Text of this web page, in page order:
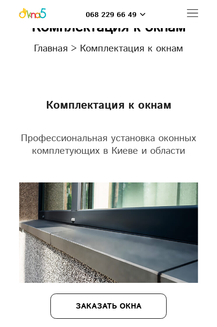
068 229 66 49
Комплектация к окнам
Главная > Комплектация к окнам
Комплектация к окнам
Профессиональная установка оконных
комплетующих в Киеве и области
ЗАКАЗАТЬ ОКНА